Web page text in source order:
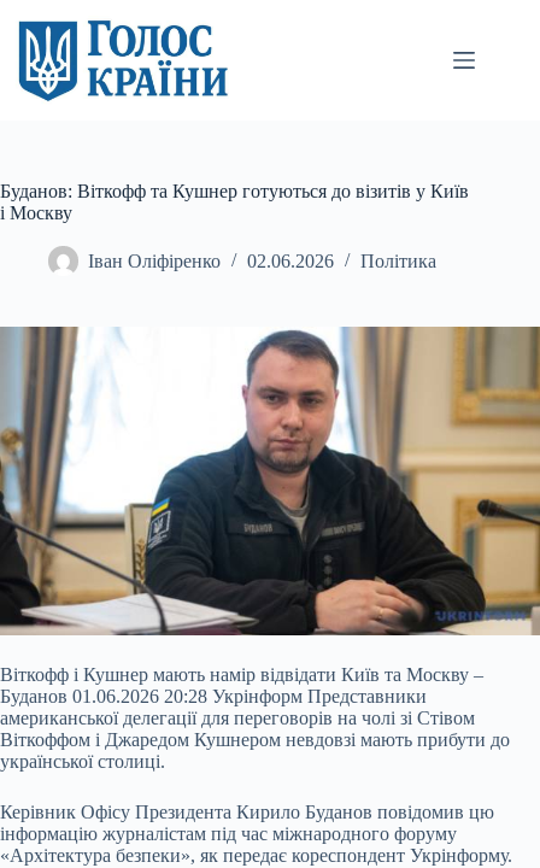
вмісту
Буданов: Віткофф та Кушнер готуються до візитів у Київ
і Москву
Іван Оліфіренко 02.06.2026 Політика
Віткофф і Кушнер мають намір відвідати Київ та Москву –
Буданов 01.06.2026 20:28 Укрінформ Представники
американської делегації для переговорів на чолі зі Стівом
Віткоффом і Джаредом Кушнером невдовзі мають прибути до
української столиці.
Керівник Офісу Президента Кирило Буданов повідомив цю
інформацію журналістам під час міжнародного форуму
«Архітектура безпеки», як передає кореспондент Укрінформу.